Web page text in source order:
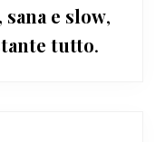
e slow,
tutto.